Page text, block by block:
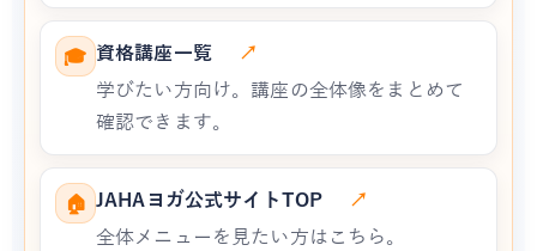
🎓 資格講座一覧
↗
学びたい方向け。講座の全体像をまとめて
確認できます。
🏠 JAHAヨガ公式サイトTOP
↗
全体メニューを見たい方はこちら。